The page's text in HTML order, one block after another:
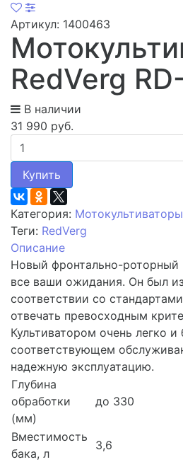
Артикул: 1400463
RedVerg
В наличии
31 990 руб.
Купить
Категория: Мотокультиваторы
Теги: RedVerg
Описание
Новый фронтально-роторный
все ваши ожидания. Он был
соответствии со
отвечать превосходным
Культиватором очень легко
соответствующем
надежную эксплуатацию.
Глубина
обработки
(мм)
до 330
Вместимость
бака, л
3,6